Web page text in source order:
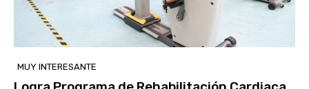
MUY INTERESANTE